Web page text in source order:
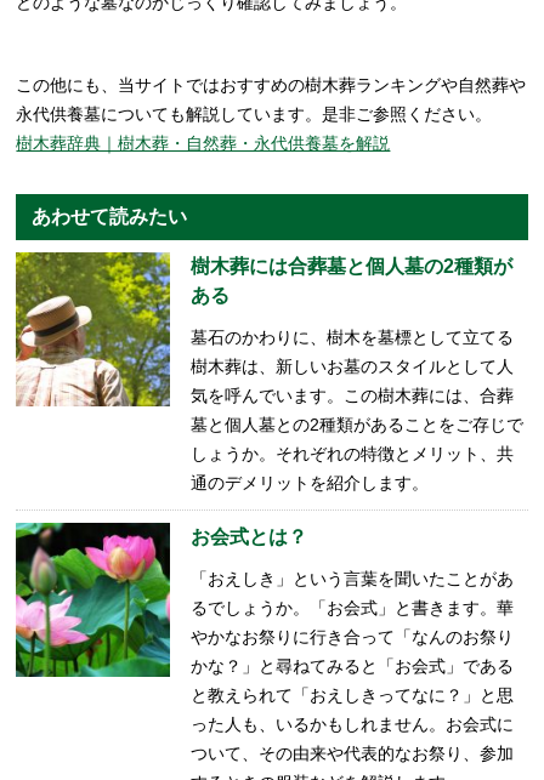
この他にも、当サイトではおすすめの樹木葬ランキングや自然葬や
永代供養墓についても解説しています。是非ご参照ください。
樹木葬辞典｜樹木葬・自然葬・永代供養墓を解説
あわせて読みたい
樹木葬には合葬墓と個人墓の2種類が
ある
墓石のかわりに、樹木を墓標として立てる
樹木葬は、新しいお墓のスタイルとして人
気を呼んでいます。この樹木葬には、合葬
墓と個人墓との2種類があることをご存じで
しょうか。それぞれの特徴とメリット、共
通のデメリットを紹介します。
お会式とは？
「おえしき」という言葉を聞いたことがあ
るでしょうか。「お会式」と書きます。華
やかなお祭りに行き合って「なんのお祭り
かな？」と尋ねてみると「お会式」である
と教えられて「おえしきってなに？」と思
った人も、いるかもしれません。お会式に
ついて、その由来や代表的なお祭り、参加